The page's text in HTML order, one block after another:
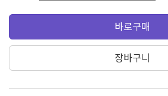
바로구매
장바구니